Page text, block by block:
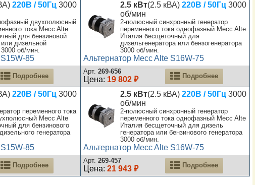
220В / 50Гц 3000
двухполюсный
тока Mecc Alte
для бензиновой
дизельной
3000 об/мин.
85
Подробнее
2.5 кВт(2.5 кВА) 220В / 50Гц3000
об/мин
2-полюсный синхронный генератор
переменного тока однофазный Mecc Alte
Италия бесщеточный для
дизельгенератора или бензогенератора
3000 об/мин.
Альтернатор Mecc Alte S16W-75
Арт. 269-656
Цена: 19 802 ₽ Подробнее
220В / 50Гц 3000
переменного тока
Mecc Alte
для бензинового
генератора
85
Подробнее
2.5 кВт(2.5 кВА) 220В / 50Гц3000
об/мин
2-полюсный синхронный генератор
переменного тока однофазный Mecc Alte
Италия бесщеточный для дизель
генератора или бензинового генератора
3000 об/мин.
Альтернатор Mecc Alte S16W-75
Арт. 269-457
Цена: 21 943 ₽ Подробнее